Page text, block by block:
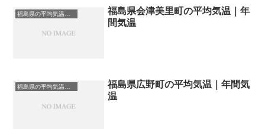
福島県会津美里町の平均気温｜年
間気温
福島県の平均気温まとめ
福島県広野町の平均気温｜年間気
温